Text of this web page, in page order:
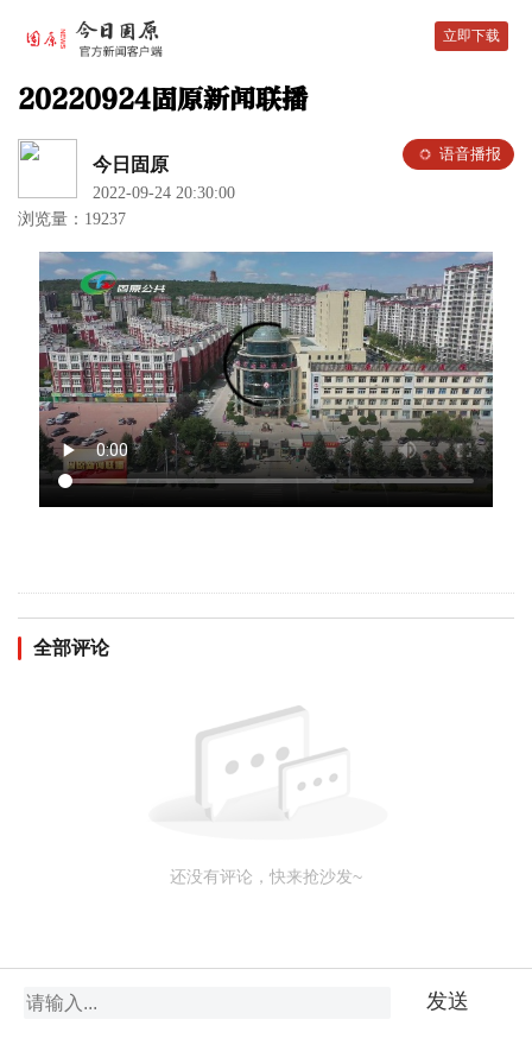
20220924固原新闻联播
今日固原
2022-09-24 20:30:00
浏览量：19237
语音播报
全部评论
还没有评论，快来抢沙发~
立即下载
发送